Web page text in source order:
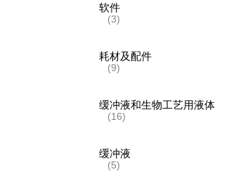
软件
(3)
耗材及配件
(9)
缓冲液和生物工艺用液体
(16)
缓冲液
(5)